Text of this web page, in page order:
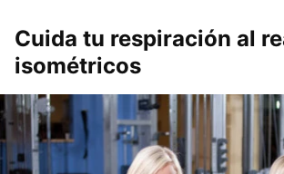
Cuida tu respiración al
isométricos